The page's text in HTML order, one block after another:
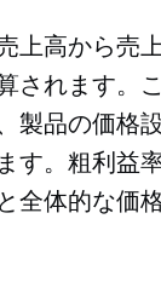
上高から売
されます。
製品の価格
す。粗利益
全体的な価